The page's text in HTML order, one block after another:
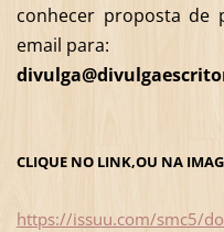
conhecer proposta de
email para:
CLIQUE NO LINK,OU NA
https://issuu.com/smc5/